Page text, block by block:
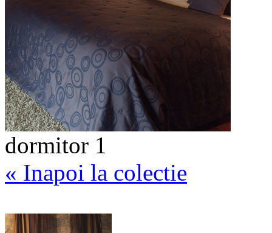
dormitor 1
« Inapoi la colectie